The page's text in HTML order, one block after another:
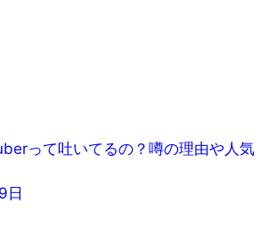
って吐いてるの？噂の理由や人気
日